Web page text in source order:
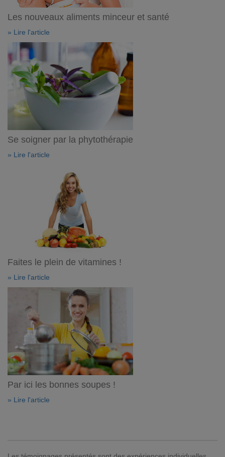
Les nouveaux aliments minceur et santé
» Lire l'article
Se soigner par la phytothérapie
» Lire l'article
Faites le plein de vitamines !
» Lire l'article
Par ici les bonnes soupes !
» Lire l'article